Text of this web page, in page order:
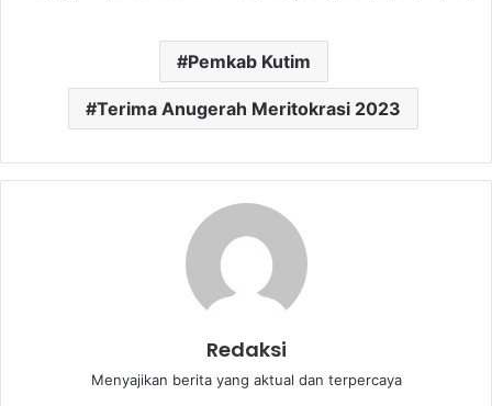
Pemkab Kutim
Terima Anugerah Meritokrasi 2023
Redaksi
Menyajikan berita yang aktual dan terpercaya